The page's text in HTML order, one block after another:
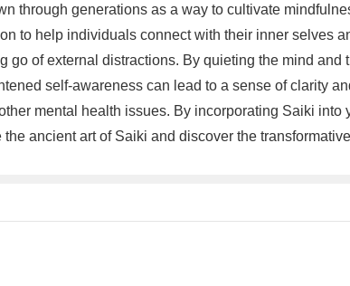
through generations as a way to cultivate
to help individuals connect with their inner selves
of external distractions. By quieting the mind
self-awareness can lead to a sense of clarity
mental health issues. By incorporating Saiki
ancient art of Saiki and discover the